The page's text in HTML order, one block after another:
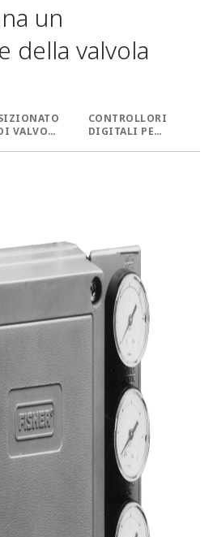
un
della valvola
VALVOLE
CONTROLLORI
DIGITALI PER